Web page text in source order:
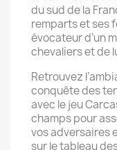
du sud de la
remparts et ses
évocateur d’un
chevaliers et de
Retrouvez
conquête des
avec le jeu
champs pour
vos adversaires
sur le tableau